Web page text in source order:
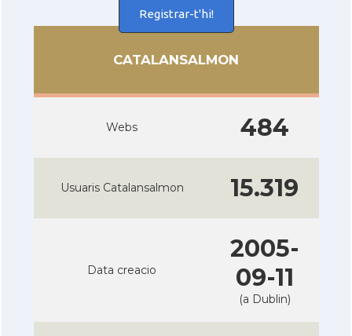
Registrar-t'hi!
CATALANSALMON
Webs 484
Usuaris Catalansalmon 15.319
Data creacio
2005-
09-11
(a Dublin)